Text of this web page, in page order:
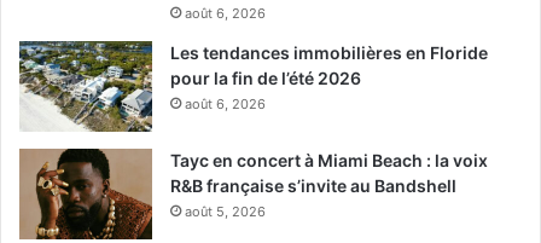
août 6, 2026
Les tendances immobilières en Floride
pour la fin de l’été 2026
août 6, 2026
Tayc en concert à Miami Beach : la voix
R&B française s’invite au Bandshell
août 5, 2026